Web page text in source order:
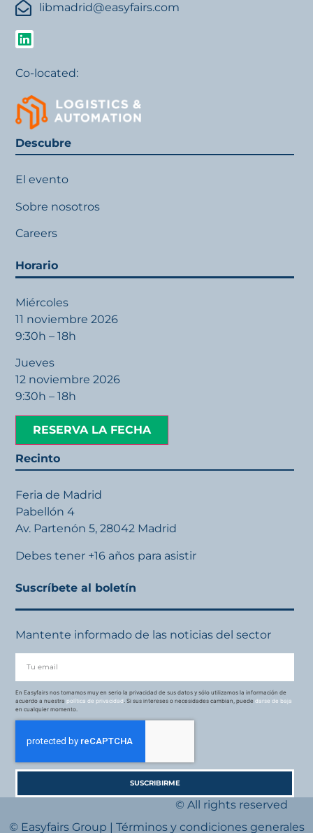
libmadrid@easyfairs.com
Co-located:
Descubre
El evento
Sobre nosotros
Careers
Horario
Miércoles
11 noviembre 2026
9:30h – 18h
Jueves
12 noviembre 2026
9:30h – 18h
RESERVA LA FECHA
Recinto
Feria de Madrid
Pabellón 4
Av. Partenón 5, 28042 Madrid
Debes tener +16 años para asistir
Suscríbete al boletín
Mantente informado de las noticias del sector
En Easyfairs nos tomamos muy en serio la privacidad de sus datos y sólo utilizamos la información de
acuerdo a nuestrapolítica de privacidad. Si sus intereses o necesidades cambian, puededarse de baja
en cualquier momento.
SUSCRIBIRME
© All rights reserved
© Easyfairs Group | Términos y condiciones generales